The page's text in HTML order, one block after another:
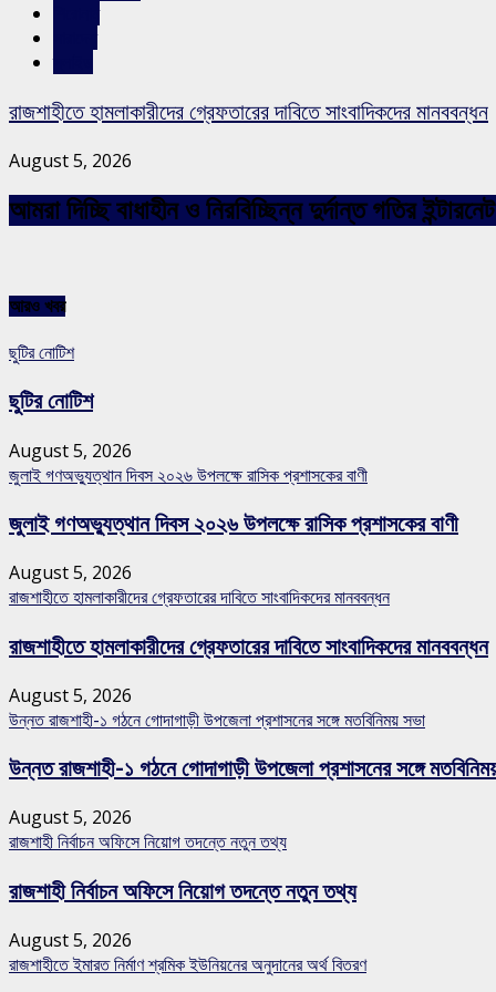
রাজশাহীতে হামলাকারীদের গ্রেফতারের দাবিতে সাংবাদিকদের মানববন্ধন
August 5, 2026
আমরা দিচ্ছি বাধাহীন ও নিরবিচ্ছিন্ন দুর্দান্ত গতির
আরও খবর
ছুটির নোটিশ
ছুটির নোটিশ
August 5, 2026
জুলাই গণঅভ্যুত্থান দিবস ২০২৬ উপলক্ষে রাসিক প্রশাসকের বাণী
জুলাই গণঅভ্যুত্থান দিবস ২০২৬ উপলক্ষে রাসিক প্রশাসকের বাণী
August 5, 2026
রাজশাহীতে হামলাকারীদের গ্রেফতারের দাবিতে সাংবাদিকদের মানববন্ধন
রাজশাহীতে হামলাকারীদের গ্রেফতারের দাবিতে সাংবাদিকদের মানববন্ধন
August 5, 2026
উন্নত রাজশাহী-১ গঠনে গোদাগাড়ী উপজেলা প্রশাসনের সঙ্গে মতবিনিময় সভা
উন্নত রাজশাহী-১ গঠনে গোদাগাড়ী উপজেলা প্রশাসনের সঙ্গে
August 5, 2026
রাজশাহী নির্বাচন অফিসে নিয়োগ তদন্তে নতুন তথ্য
রাজশাহী নির্বাচন অফিসে নিয়োগ তদন্তে নতুন তথ্য
August 5, 2026
রাজশাহীতে ইমারত নির্মাণ শ্রমিক ইউনিয়নের অনুদানের অর্থ বিতরণ